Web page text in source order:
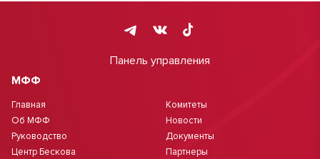
Панель управления
МФФ
Главная
Об МФФ
Руководство
Центр Бескова
Комитеты
Новости
Документы
Партнеры